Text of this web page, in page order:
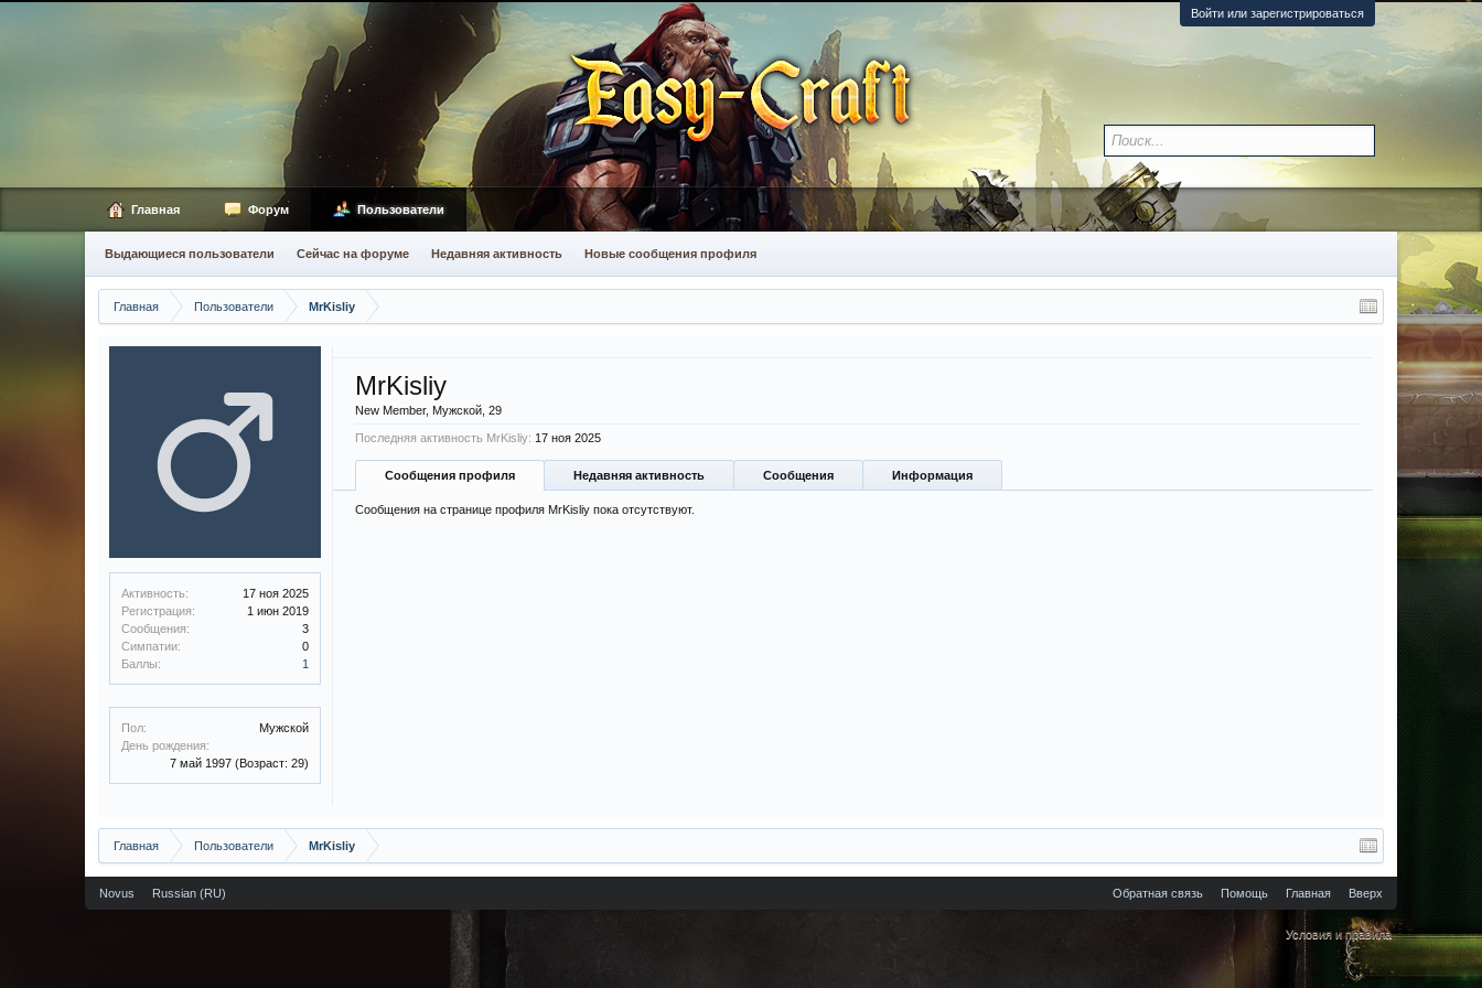
Войти или зарегистрироваться
Главная Пользователи MrKisliy
Активность:
17 ноя 2025
Регистрация:
1 июн 2019
Сообщения:
3
Симпатии:
0
Баллы:
1
Пол:
Мужской
День рождения:
7 май 1997 (Возраст: 29)
MrKisliy
New Member, Мужской, 29
Последняя активность MrKisliy: 17 ноя 2025
Сообщения профиля Недавняя активность Сообщения Информация
Сообщения на странице профиля MrKisliy пока отсутствуют.
Главная Пользователи MrKisliy
Главная Форум Пользователи
Выдающиеся пользователи Сейчас на форуме Недавняя активность Новые сообщения профиля
Novus Russian (RU) Обратная связь Помощь Главная Вверх
Условия и правила